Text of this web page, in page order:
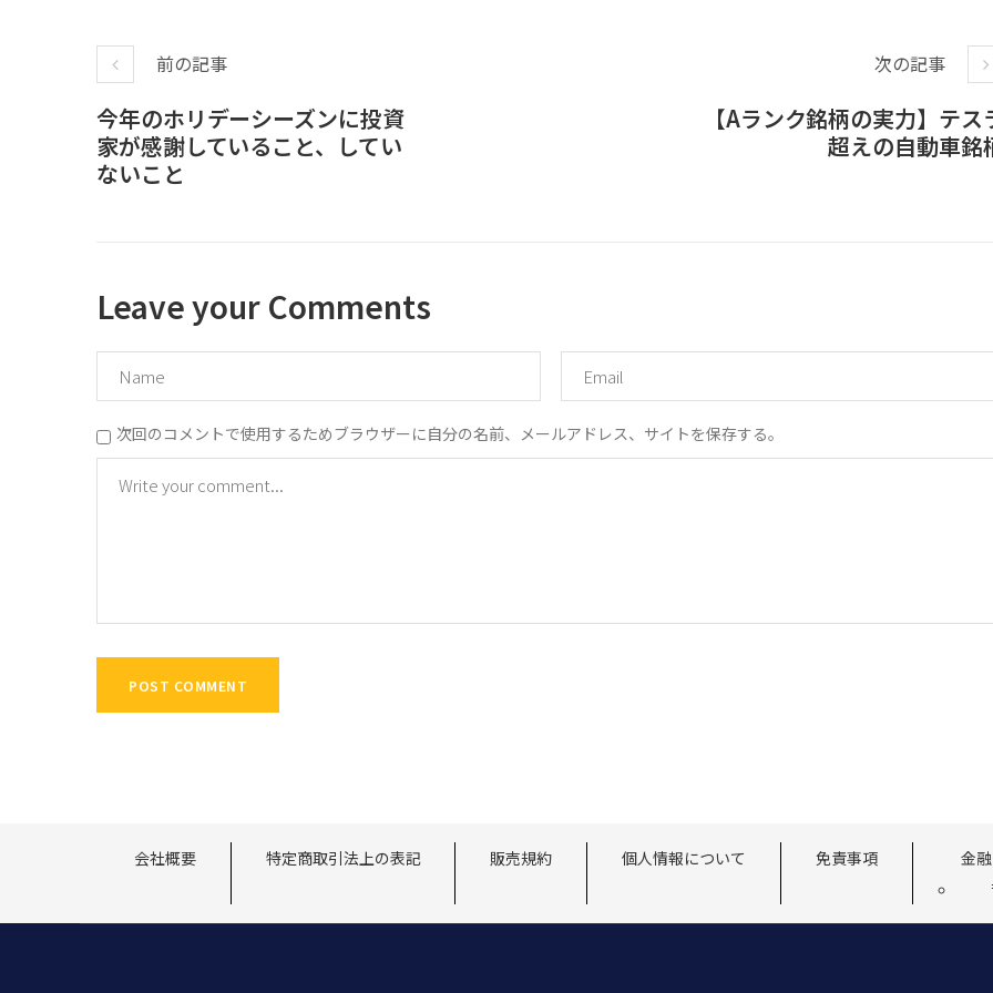
前の記事
今年のホリデーシーズンに投資
家が感謝していること、してい
ないこと
次の記事
【Aランク銘柄の実力】テス
超えの自動車銘
Leave your Comments
次回のコメントで使用するためブラウザーに自分の名前、メールアドレス、サイトを保存する。
会社概要 特定商取引法上の表記 販売規約 個人情報について 免責事項
金